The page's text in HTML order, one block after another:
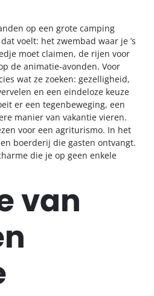
op een grote camping
voelt: het zwembad waar je ’s
moet claimen, de rijen voor
de animatie-avonden. Voor
wat ze zoeken: gezelligheid,
en een eindeloze keuze
er een tegenbeweging, een
manier van vakantie vieren.
voor een agriturismo. In het
boerderij die gasten ontvangt.
die je op geen enkele
van